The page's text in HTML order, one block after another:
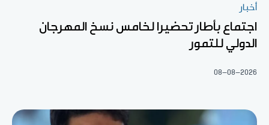
أخبار
اجتماع بأطار تحضيرا لخامس نسخ المهرجان
الدولي للتمور
08-08-2026